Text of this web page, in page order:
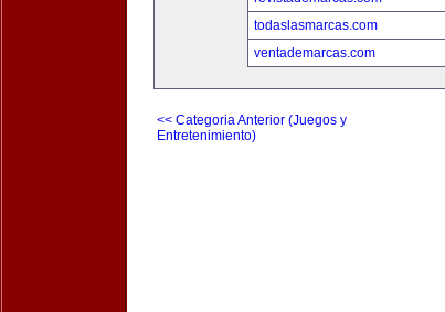
todaslasmarcas.com
ventademarcas.com
<< Categoria Anterior (Juegos y
Entretenimiento)